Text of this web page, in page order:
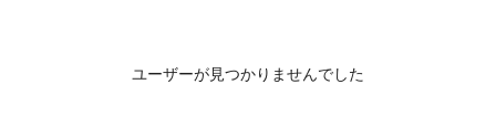
ユーザーが見つかりませんでした